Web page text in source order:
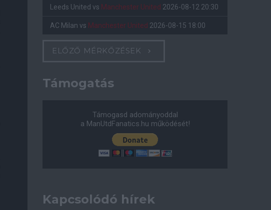
Leeds United vs Manchester United 2026-08-12 20:30
AC Milan vs Manchester United 2026-08-15 18:00
ELŐZŐ MÉRKŐZÉSEK
Támogatás
Támogasd adományoddal
a ManUtdFanatics.hu működését!
Kapcsolódó hírek